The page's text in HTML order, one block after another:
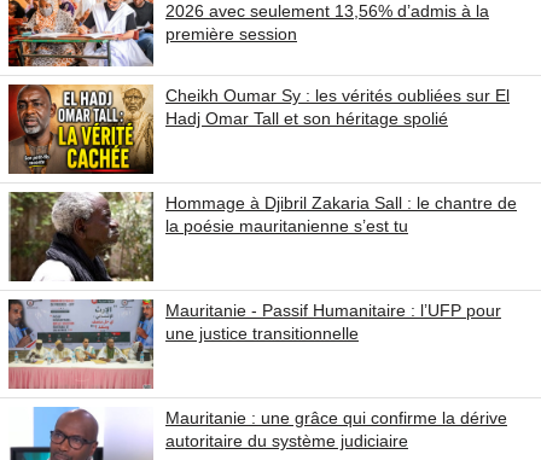
2026 avec seulement 13,56% d’admis à la
première session
Cheikh Oumar Sy : les vérités oubliées sur El
Hadj Omar Tall et son héritage spolié
Hommage à Djibril Zakaria Sall : le chantre de
la poésie mauritanienne s’est tu
Mauritanie - Passif Humanitaire : l’UFP pour
une justice transitionnelle
Mauritanie : une grâce qui confirme la dérive
autoritaire du système judiciaire